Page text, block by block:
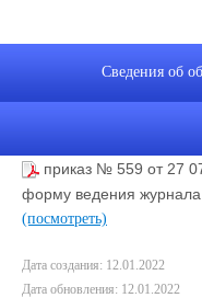
Приказ "О переходе на
приказ № 559 от 27
форму ведения
(посмотреть)
Дата создания: 12.01.2022
Дата обновления: 12.01.2022
Сведения об